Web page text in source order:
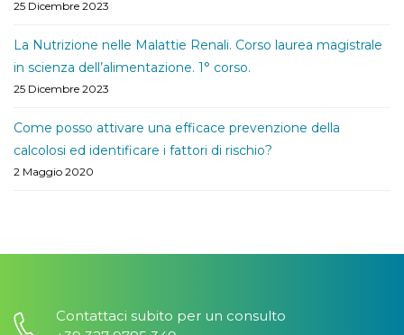
25 Dicembre 2023
La Nutrizione nelle Malattie Renali. Corso laurea magistrale
in scienza dell’alimentazione. 1° corso.
25 Dicembre 2023
Come posso attivare una efficace prevenzione della
calcolosi ed identificare i fattori di rischio?
2 Maggio 2020
Contattaci subito per un consulto